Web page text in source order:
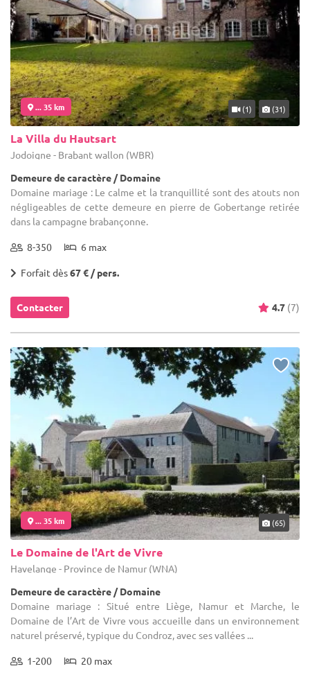
... 35 km (1) (31)
La Villa du Hautsart
Jodoigne - Brabant wallon (WBR)
Demeure de caractère / Domaine
Domaine mariage : Le calme et la tranquillité sont des atouts non
négligeables de cette demeure en pierre de Gobertange retirée
dans la campagne brabançonne.
8-350 6 max
Forfait dès67 € / pers.
Contacter 4.7 (7)
... 35 km (65)
Le Domaine de l'Art de Vivre
Havelange - Province de Namur (WNA)
Demeure de caractère / Domaine
Domaine mariage : Situé entre Liège, Namur et Marche, le
Domaine de l’Art de Vivre vous accueille dans un environnement
naturel préservé, typique du Condroz, avec ses vallées ...
1-200 20 max